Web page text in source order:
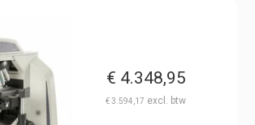
€ 4.348,95
€3.594,17